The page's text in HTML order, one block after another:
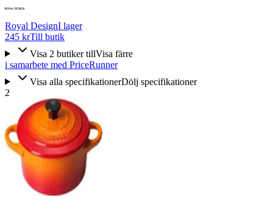
Royal DesignI lager
245 krTill butik
Visa 2 butiker tillVisa färre
i samarbete med PriceRunner
Visa alla specifikationerDölj specifikationer
2